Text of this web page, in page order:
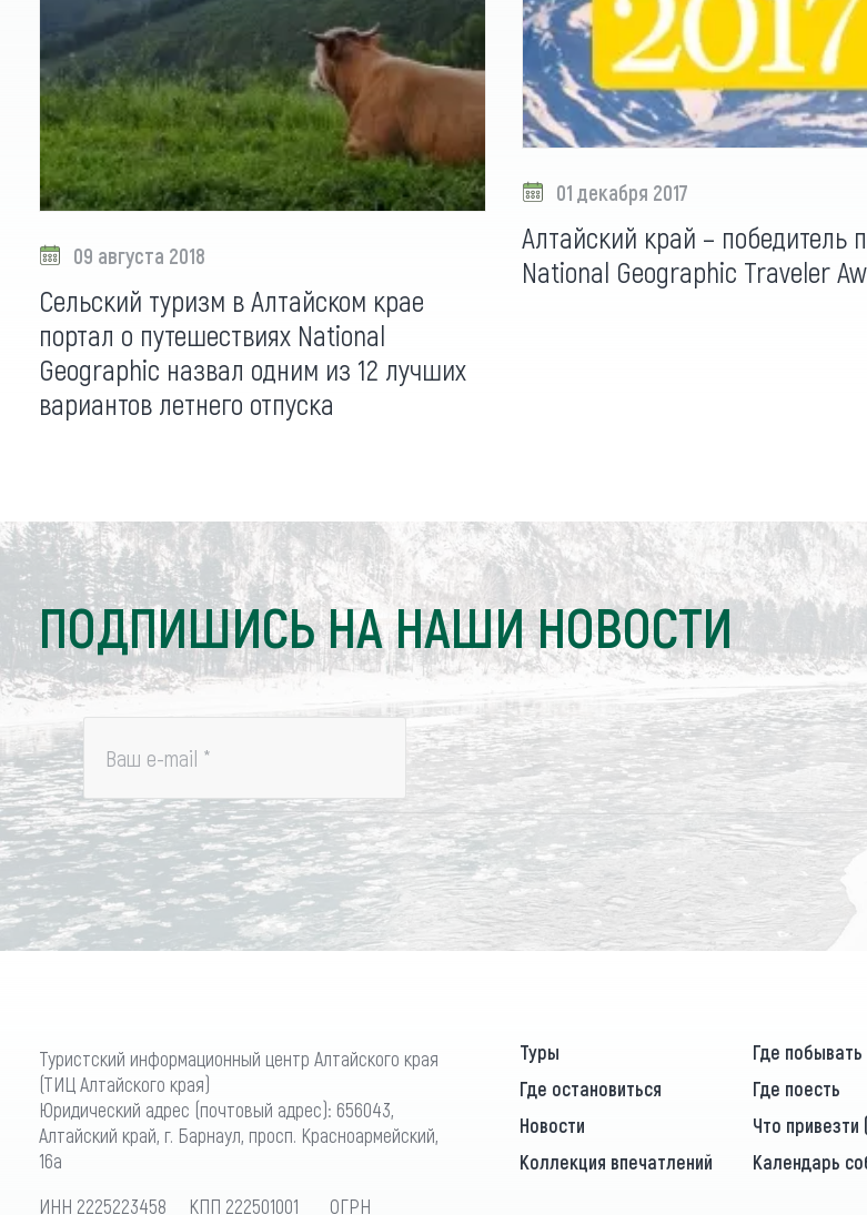
09 августа 2018
Сельский туризм в Алтайском крае
портал о путешествиях National
Geographic назвал одним из 12 лучших
вариантов летнего отпуска
01 декабря 2017
Алтайский край – победитель
National Geographic Traveler
ПОДПИШИСЬ НА НАШИ НОВОСТИ
Ваш e-mail *
Туристский информационный центр Алтайского края
(ТИЦ Алтайского края)
Юридический адрес (почтовый адрес): 656043,
Алтайский край, г. Барнаул, просп. Красноармейский,
16а
ИНН 2225223458 КПП 222501001 ОГРН
Туры Где побывать
Где остановиться
Где поесть
Новости
Что привезти
Коллекция впечатлений
Календарь